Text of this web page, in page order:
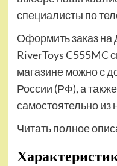
специалисты по
Оформить заказ на
RiverToys C555MC
магазине можно с
России (РФ), а
самостоятельно из
Читать полное